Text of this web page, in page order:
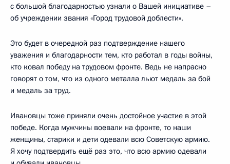
с большой благодарностью узнали о Вашей инициативе –
об учреждении звания «Город трудовой доблести».
Это будет в очередной раз подтверждение нашего
уважения и благодарности тем, кто работал в годы войны,
кто ковал победу на трудовом фронте. Ведь не напрасно
говорят о том, что из одного металла льют медаль за бой
и медаль за труд.
Ивановцы тоже приняли очень достойное участие в этой
победе. Когда мужчины воевали на фронте, то наши
женщины, старики и дети одевали всю Советскую армию.
Я хочу подтвердить ещё раз это, что всю армию одевали